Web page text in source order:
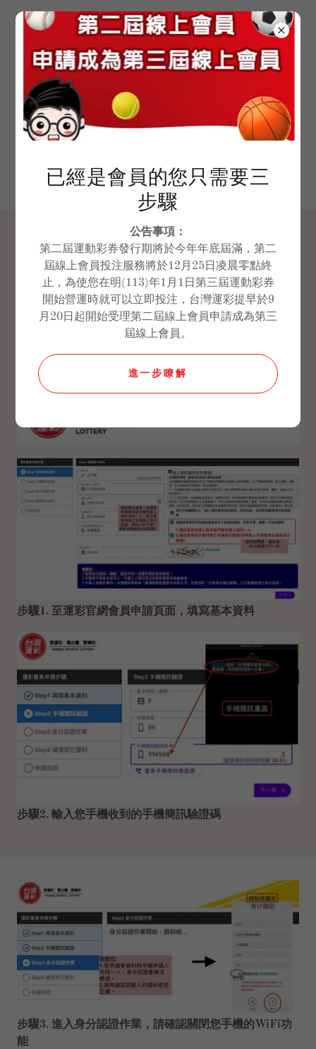
第三屆運彩經銷商證號93141014
第三屆(新)會員註冊
網路會員申請註冊教學
步驟1. 至運彩官網會員申請頁面，填寫基本資料
步驟2. 輸入您手機收到的手機簡訊驗證碼
步驟3. 進入身分認證作業，請確認關閉您手機的WiFi功
能
已經是會員的您只需要三
步驟
公告事項：
第二屆運動彩券發行期將於今年年底屆滿，第二
屆線上會員投注服務將於12月25日凌晨零點終
止，為使您在明(113)年1月1日第三屆運動彩券
開始營運時就可以立即投注，台灣運彩提早於9
月20日起開始受理第二屆線上會員申請成為第三
屆線上會員。
進一步瞭解